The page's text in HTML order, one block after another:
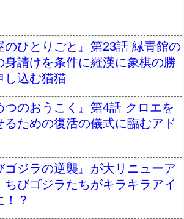
のひとりごと』第23話 緑青館の
身請けを条件に羅漢に象棋の勝
し込む猫猫
つのおうこく』第4話 クロエを
るための復活の儀式に臨むアド
ゴジラの逆襲』が大リニューア
びゴジラたちがキラキラアイ
！？